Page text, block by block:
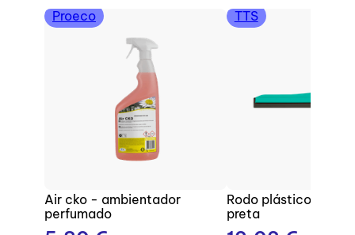
Proeco
Air cko - ambientador
perfumado
TTS
Rodo plástico com
preta